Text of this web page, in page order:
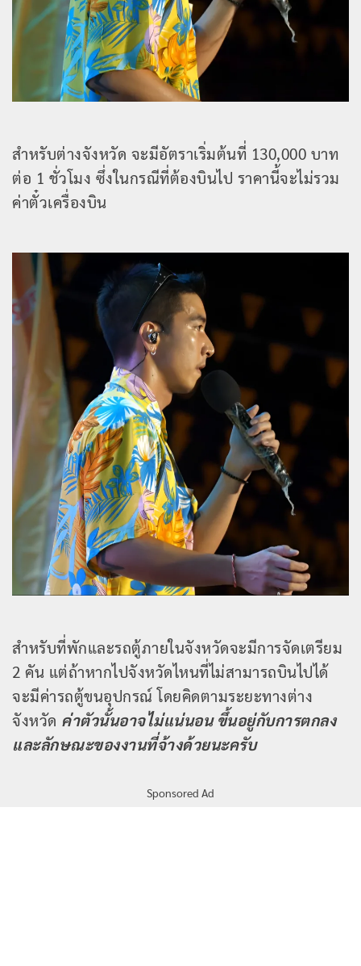
สำหรับต่างจังหวัด จะมีอัตราเริ่มต้นที่ 130,000 บาท
ต่อ 1 ชั่วโมง ซึ่งในกรณีที่ต้องบินไป ราคานี้จะไม่รวม
ค่าตั๋วเครื่องบิน
สำหรับที่พักและรถตู้ภายในจังหวัดจะมีการจัดเตรียม
2 คัน แต่ถ้าหากไปจังหวัดไหนที่ไม่สามารถบินไปได้
จะมีค่ารถตู้ขนอุปกรณ์ โดยคิดตามระยะทางต่าง
จังหวัด ค่าตัวนั้นอาจไม่แน่นอน ขึ้นอยู่กับการตกลง
และลักษณะของงานที่จ้างด้วยนะครับ
Sponsored Ad